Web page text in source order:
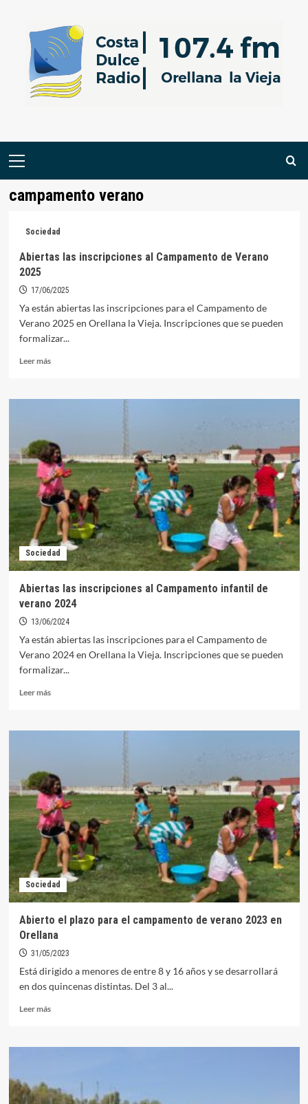
contenido
Menú
campamento verano
Sociedad
Abiertas las inscripciones al Campamento de Verano
2025
17/06/2025
Ya están abiertas las inscripciones para el Campamento de
Verano 2025 en Orellana la Vieja. Inscripciones que se pueden
formalizar...
Leer másLeer
Abiertas
Campamento
de
Verano
2025
Sociedad
Abiertas las inscripciones al Campamento infantil de
verano 2024
13/06/2024
Ya están abiertas las inscripciones para el Campamento de
Verano 2024 en Orellana la Vieja. Inscripciones que se pueden
formalizar...
Leer másLeer
Abiertas
Campamento
infantil
de
verano
2024
Sociedad
Abierto el plazo para el campamento de verano 2023 en
Orellana
31/05/2023
Está dirigido a menores de entre 8 y 16 años y se desarrollará
en dos quincenas distintas. Del 3 al...
Leer másLeer
Abierto
para
el